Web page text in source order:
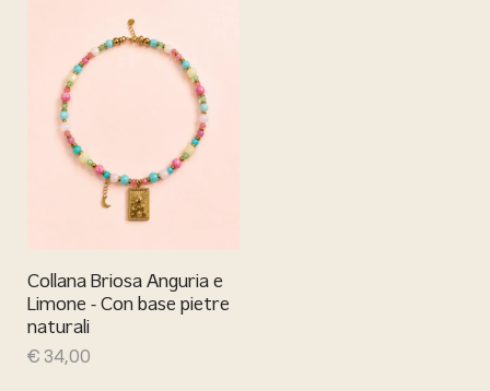
Collana Briosa Anguria e
Limone - Con base pietre
naturali
€ 34,00